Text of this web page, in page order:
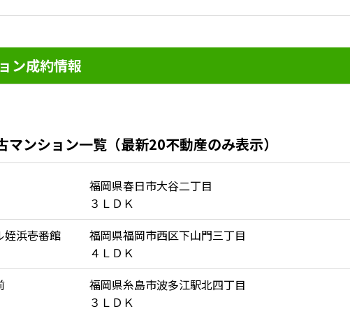
ン成約情報
マンション一覧（最新20不動産のみ表示）
福岡県春日市大谷二丁目
３ＬＤＫ
姪浜壱番館
福岡県福岡市西区下山門三丁目
４ＬＤＫ
福岡県糸島市波多江駅北四丁目
３ＬＤＫ